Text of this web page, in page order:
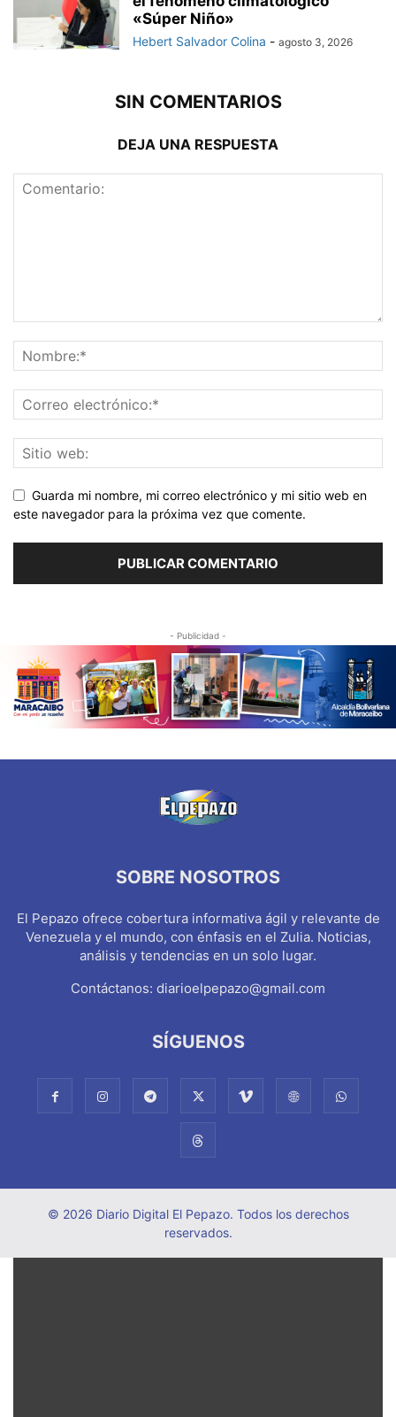
«Súper Niño»
Hebert Salvador Colina - agosto 3, 2026
SIN COMENTARIOS
DEJA UNA RESPUESTA
Guarda mi nombre, mi correo electrónico y mi sitio web en
este navegador para la próxima vez que comente.
- Publicidad -
SOBRE NOSOTROS
El Pepazo ofrece cobertura informativa ágil y relevante de
Venezuela y el mundo, con énfasis en el Zulia. Noticias,
análisis y tendencias en un solo lugar.
Contáctanos: diarioelpepazo@gmail.com
SÍGUENOS
© 2026 Diario Digital El Pepazo. Todos los derechos
reservados.